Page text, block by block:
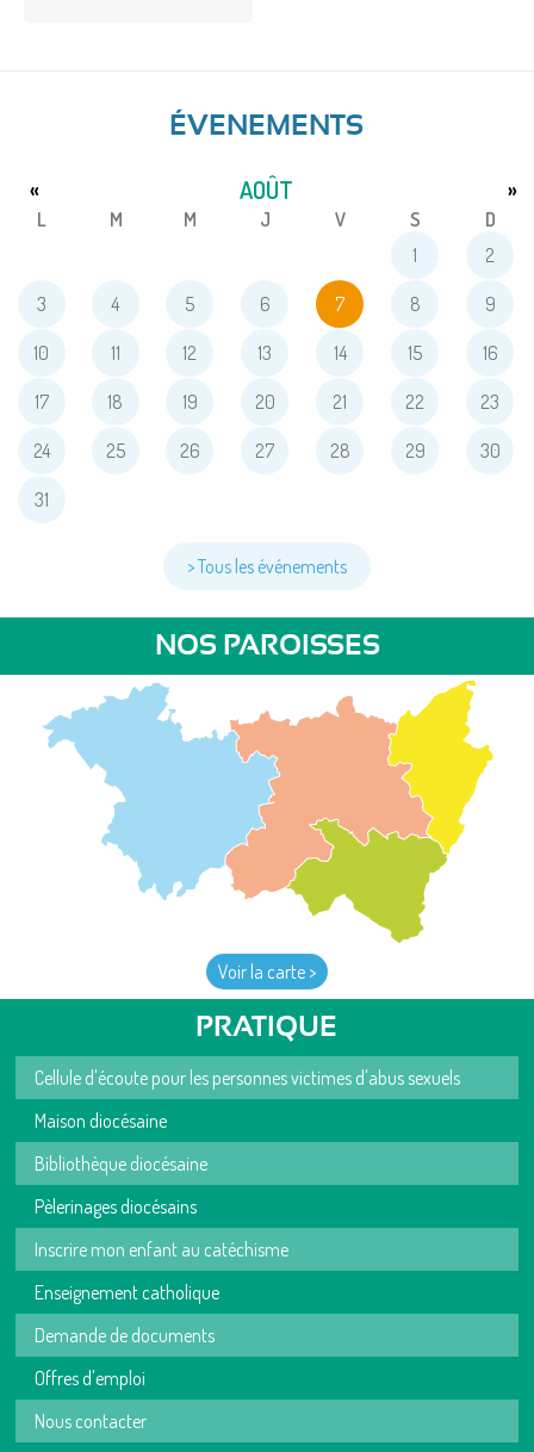
ÉVENEMENTS
AOÛT
« »
L M M J V S
D
1
2
3 4 5 6 7 8 9
10 11 12 13 14 15 16
17 18 19 20 21 22 23
24 25 26 27 28 29 30
31
> Tous les événements
NOS PAROISSES
Voir la carte >
PRATIQUE
Cellule d'écoute pour les personnes victimes d'abus sexuels
Maison diocésaine
Bibliothèque diocésaine
Pèlerinages diocésains
Inscrire mon enfant au catéchisme
Enseignement catholique
Demande de documents
Offres d'emploi
Nous contacter